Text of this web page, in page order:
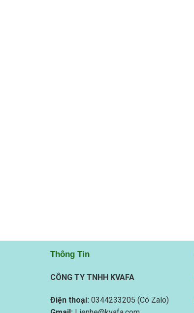
Thông Tin
CÔNG TY TNHH KVAFA
Điện thoại: 0344233205 (Có Zalo)